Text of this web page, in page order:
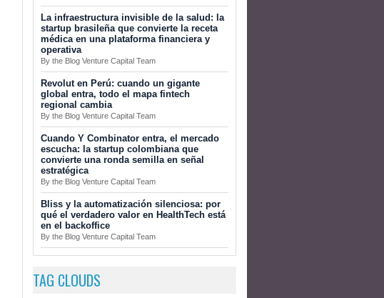
La infraestructura invisible de la salud: la
startup brasileña que convierte la receta
médica en una plataforma financiera y
operativa
By the Blog Venture Capital Team
Revolut en Perú: cuando un gigante
global entra, todo el mapa fintech
regional cambia
By the Blog Venture Capital Team
Cuando Y Combinator entra, el mercado
escucha: la startup colombiana que
convierte una ronda semilla en señal
estratégica
By the Blog Venture Capital Team
Bliss y la automatización silenciosa: por
qué el verdadero valor en HealthTech está
en el backoffice
By the Blog Venture Capital Team
TAG CLOUDS